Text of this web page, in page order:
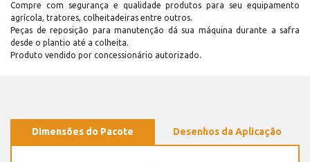
Compre com segurança e qualidade produtos para seu equipamento
agrícola, tratores, colheitadeiras entre outros.
Peças de reposição para manutenção dá sua máquina durante a safra
desde o plantio até a colheita.
Produto vendido por concessionário autorizado.
Dimensões do Pacote Desenhos da Aplicação